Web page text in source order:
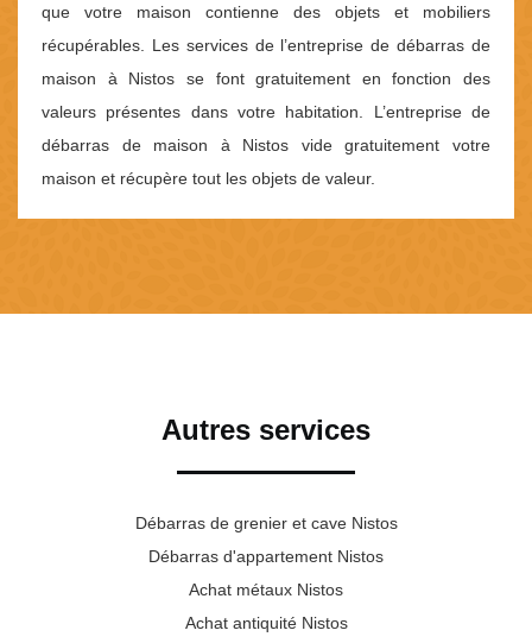
que votre maison contienne des objets et mobiliers
récupérables. Les services de l’entreprise de débarras de
maison à Nistos se font gratuitement en fonction des
valeurs présentes dans votre habitation. L’entreprise de
débarras de maison à Nistos vide gratuitement votre
maison et récupère tout les objets de valeur.
Autres services
Débarras de grenier et cave Nistos
Débarras d'appartement Nistos
Achat métaux Nistos
Achat antiquité Nistos